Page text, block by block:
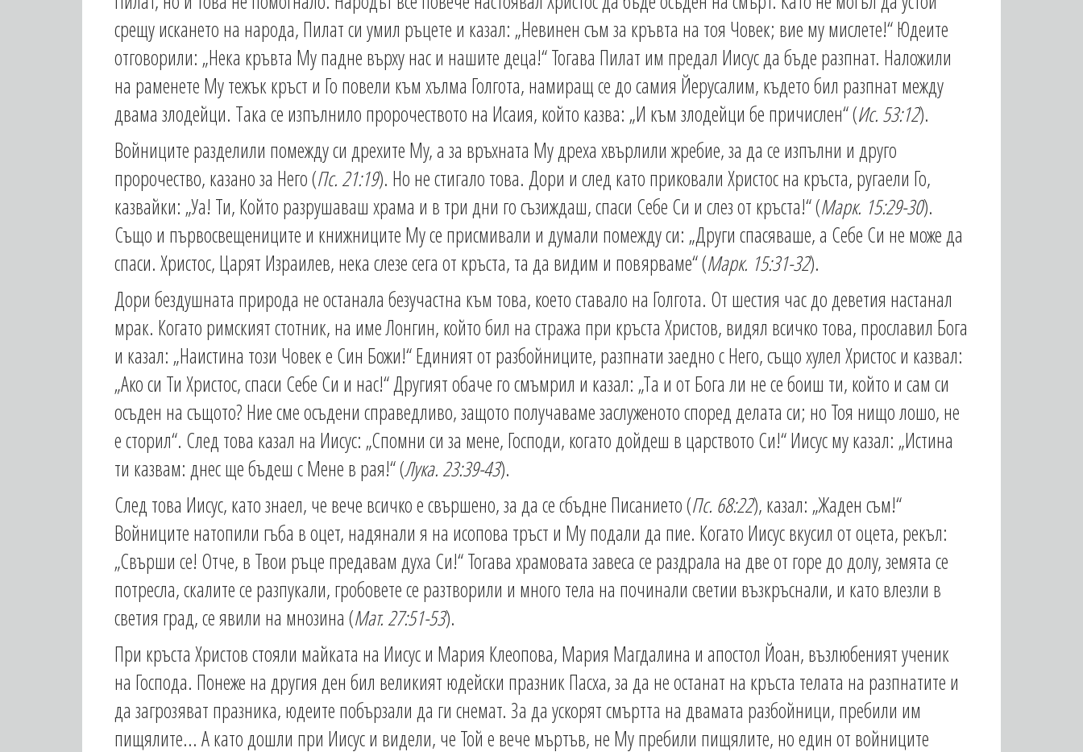
срещу искането на народа, Пилат си умил ръцете и казал: „Невинен съм за кръвта на тоя Човек; вие му мислете!“ Юдеите
отговорили: „Нека кръвта Му падне върху нас и нашите деца!“ Тогава Пилат им предал Иисус да бъде разпнат. Наложили
на раменете Му тежък кръст и Го повели към хълма Голгота, намиращ се до самия Йерусалим, където бил разпнат между
двама злодейци. Така се изпълнило пророчеството на Исаия, който казва: „И към злодейци бе причислен“ (Ис. 53:12).
Войниците разделили помежду си дрехите Му, а за връхната Му дреха хвърлили жребие, за да се изпълни и друго
пророчество, казано за Него (Пс. 21:19). Но не стигало това. Дори и след като приковали Христос на кръста, ругаели Го,
казвайки: „Уа! Ти, Който разрушаваш храма и в три дни го съзиждаш, спаси Себе Си и слез от кръста!“ (Марк. 15:29-30).
Също и първосвещениците и книжниците Му се присмивали и думали помежду си: „Други спасяваше, а Себе Си не може да
спаси. Христос, Царят Израилев, нека слезе сега от кръста, та да видим и повярваме“ (Марк. 15:31-32).
Дори бездушната природа не останала безучастна към това, което ставало на Голгота. От шестия час до деветия настанал
мрак. Когато римският стотник, на име Лонгин, който бил на стража при кръста Христов, видял всичко това, прославил Бога
и казал: „Наистина този Човек е Син Божи!“ Единият от разбойниците, разпнати заедно с Него, също хулел Христос и казвал:
„Ако си Ти Христос, спаси Себе Си и нас!“ Другият обаче го смъмрил и казал: „Та и от Бога ли не се боиш ти, който и сам си
осъден на същото? Ние сме осъдени справедливо, защото получаваме заслуженото според делата си; но Тоя нищо лошо, не
е сторил“. След това казал на Иисус: „Спомни си за мене, Господи, когато дойдеш в царството Си!“ Иисус му казал: „Истина
ти казвам: днес ще бъдеш с Мене в рая!“ (Лука. 23:39-43).
След това Иисус, като знаел, че вече всичко е свършено, за да се сбъдне Писанието (Пс. 68:22), казал: „Жаден съм!“
Войниците натопили гъба в оцет, надянали я на исопова тръст и Му подали да пие. Когато Иисус вкусил от оцета, рекъл:
„Свърши се! Отче, в Твои ръце предавам духа Си!“ Тогава храмовата завеса се раздрала на две от горе до долу, земята се
потресла, скалите се разпукали, гробовете се разтворили и много тела на починали светии възкръснали, и като влезли в
светия град, се явили на мнозина (Мат. 27:51-53).
При кръста Христов стояли майката на Иисус и Мария Клеопова, Мария Магдалина и апостол Йоан, възлюбеният ученик
на Господа. Понеже на другия ден бил великият юдейски празник Пасха, за да не останат на кръста телата на разпнатите и
да загрозяват празника, юдеите побързали да ги снемат. За да ускорят смъртта на двамата разбойници, пребили им
пищялите... А като дошли при Иисус и видели, че Той е вече мъртъв, не Му пребили пищялите, но един от войниците